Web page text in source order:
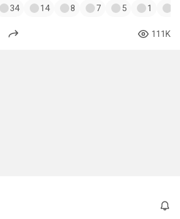
34 14 8 7 5 1
111K